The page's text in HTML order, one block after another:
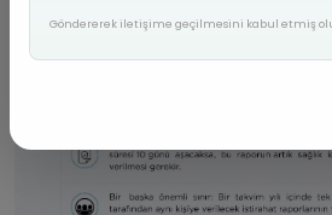
Göndererek iletişime geçilmesini kabul etmiş